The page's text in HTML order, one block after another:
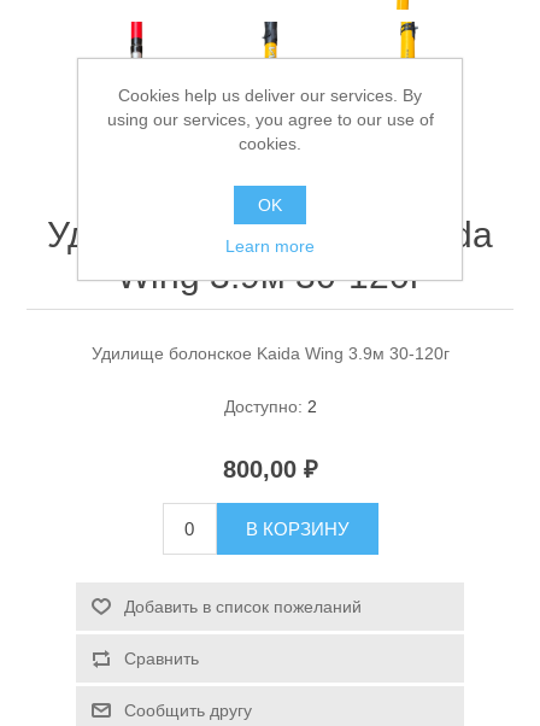
Спасательные средства
Туризм и Активный отдых
Удилище болонское Kaida
Wing 3.9м 30-120г
Удилище болонское Kaida Wing 3.9м 30-120г
Доступно: 2
800,00 ₽
В КОРЗИНУ
Добавить в список пожеланий
Сравнить
Сообщить другу
Cookies help us deliver our services. By
using our services, you agree to our use of
cookies.
OK
Learn more